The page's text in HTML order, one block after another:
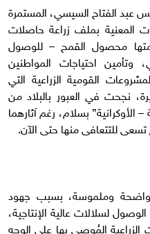
عبد الفتاح السيسي، المستمرة
المعنية بملف زراعة حاصلات
محصول القمح – للوصول
وتأمين احتياجات المواطنين
القومية الزراعية التي
نجحت في العبور بالبلاد من
الأوكرانية” بسلام، رغم آثارهما
تسعى للتتعافى منها حتى الآن.
وملموسة، بسبب جهود
لسلالات عالية الإنتاجية،
الزراعية المُوصى بها على الوجه